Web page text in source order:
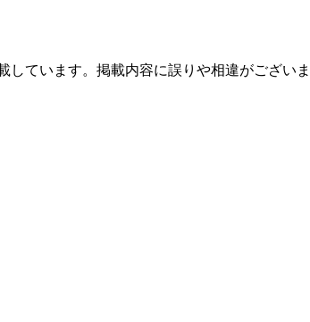
ています。掲載内容に誤りや相違がござい